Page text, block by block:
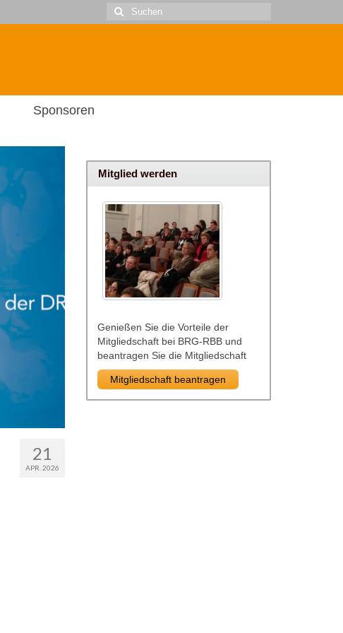
Suche
nach:
Sponsoren
21
APR. 2026
Mitglied werden
Genießen Sie die Vorteile der
Mitgliedschaft bei BRG-RBB und
beantragen Sie die Mitgliedschaft
Mitgliedschaft beantragen